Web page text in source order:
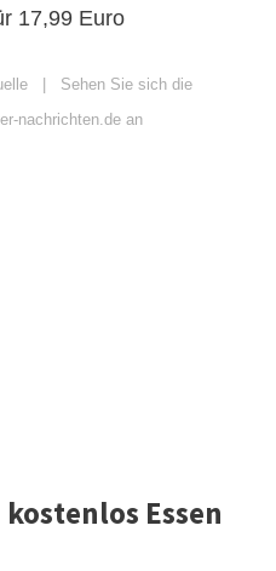
17,99 Euro
Sehen Sie sich die
nachrichten.de an
Essen